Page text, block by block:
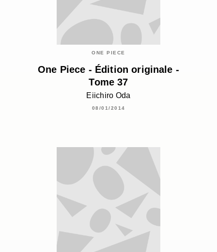
ONE PIECE
One Piece - Édition originale -
Tome 37
Eiichiro Oda
08/01/2014